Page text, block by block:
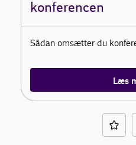
konferencen
Sådan omsætter du
Læs